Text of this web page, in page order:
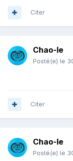
Citer
Chao-le
Posté(e) le
Citer
Chao-le
Posté(e) le